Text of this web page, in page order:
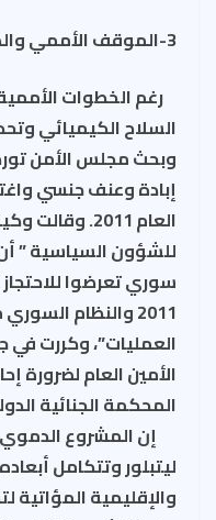
3-الموقف الأممي والدولي
رغم الخطوات
السلاح الكيميائي
وبحث مجلس الأمن
إبادة وعنف جنسي
العام 2011.
سوري تعرضوا
2011 والنظام
العمليات”، وكررت
الأمين العام لضرورة
المحكمة الجنائية
إن المشروع
ليتبلور وتتكامل
والإقليمية